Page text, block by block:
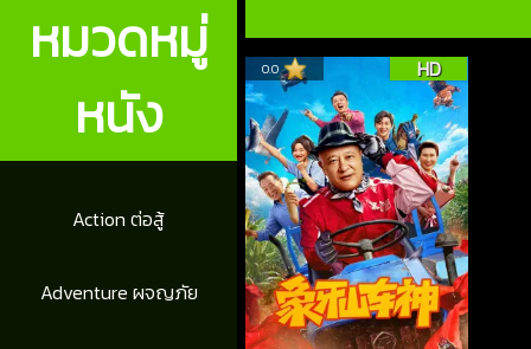
หมวดหมู่
หนัง
Action ต่อสู้
Adventure ผจญภัย
0.0 HD